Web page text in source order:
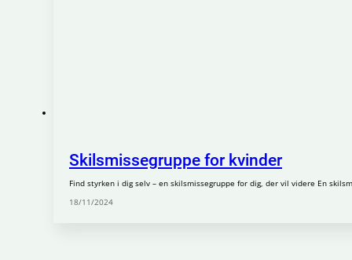
Skilsmissegruppe for kvinder
Find styrken i dig selv – en skilsmissegruppe for dig, der vil videre En
18/11/2024